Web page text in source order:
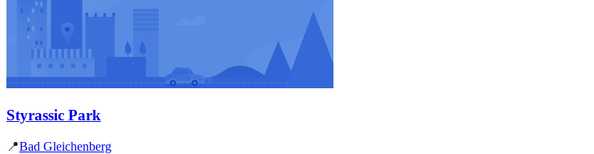
Styrassic Park
📍Bad Gleichenberg